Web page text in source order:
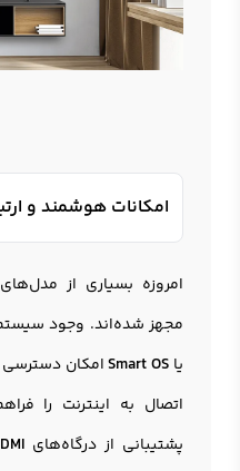
امکانات هوشمند و
امروزه بسیاری از
مجهز شده‌اند. وجود
یا Smart OSامکان دسترسی
اتصال به اینترنت را
پشتیبانی از درگاه‌های